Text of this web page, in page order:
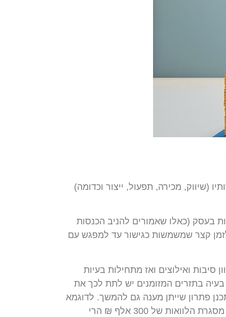
(שיווק, מכירה, תפעול, ייצור וכדומה)
בעסק (כאלו שאמורים להניב הכנסות
לזמן קצר שמשמשות כגישור עד למפגש עם
סיבות ואילוצים ואז מתחילות בעיות
בתזרים המזומנים יש לתת לכך את
פתרון שייתן מענה גם להמשך. לדוגמא
אם לעסק מסגרת הלוואות לזמן קצר של 200 אלף ₪ ויש עלייה בפעילות (אשר מניבה עמה רווח) ונדרשת מסגרת הלוואות של 300 אלף ₪ הרי